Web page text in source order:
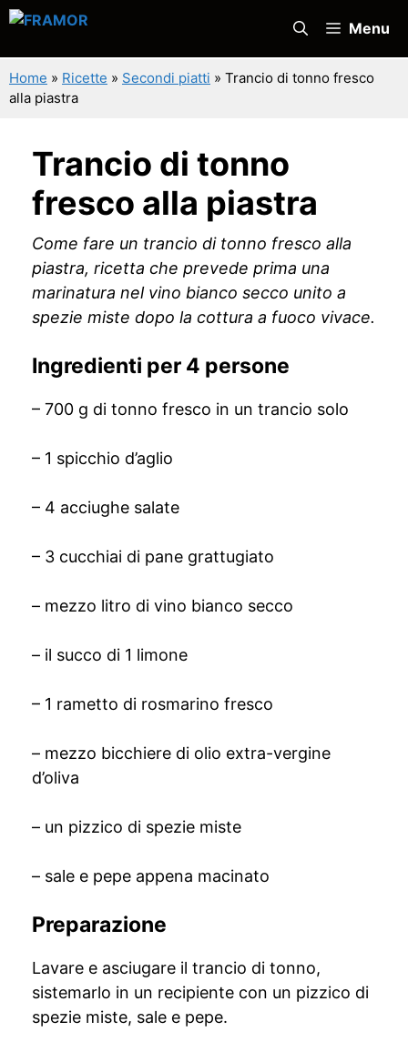
Vai
contenuto
Menu
Home » Ricette » Secondi piatti » Trancio di tonno fresco
alla piastra
Trancio di tonno
fresco alla piastra
Come fare un trancio di tonno fresco alla
piastra, ricetta che prevede prima una
marinatura nel vino bianco secco unito a
spezie miste dopo la cottura a fuoco vivace.
Ingredienti per 4 persone
– 700 g di tonno fresco in un trancio solo
– 1 spicchio d’aglio
– 4 acciughe salate
– 3 cucchiai di pane grattugiato
– mezzo litro di vino bianco secco
– il succo di 1 limone
– 1 rametto di rosmarino fresco
– mezzo bicchiere di olio extra-vergine
d’oliva
– un pizzico di spezie miste
– sale e pepe appena macinato
Preparazione
Lavare e asciugare il trancio di tonno,
sistemarlo in un recipiente con un pizzico di
spezie miste, sale e pepe.